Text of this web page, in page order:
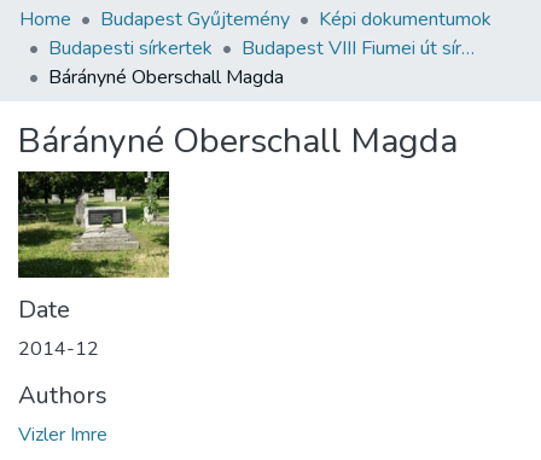
Communities & Collections
All of DSpace
About us
Home Budapest Gyűjtemény
Képi dokumentumok
Budapesti sírkertek
Budapest VIII Fiumei út sírkert 1. rész
Bárányné Oberschall Magda
Bárányné Oberschall Magda
Date
2014-12
Authors
Vizler Imre